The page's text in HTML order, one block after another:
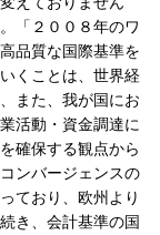
「２００８年のワ
品質な国際基準を
くことは、世界経
また、我が国にお
活動・資金調達に
確保する観点から
ンバージェンスの
ており、欧州より
き、会計基準の国